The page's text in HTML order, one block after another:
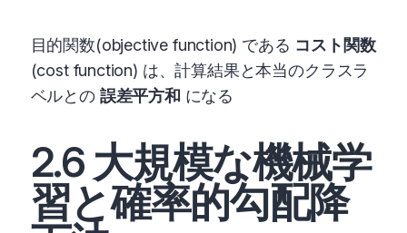
目的関数(objective function) である コスト関数
(cost function) は、計算結果と本当のクラスラ
ベルとの 誤差平方和 になる
2.6 大規模な機械学
習と確率的勾配降